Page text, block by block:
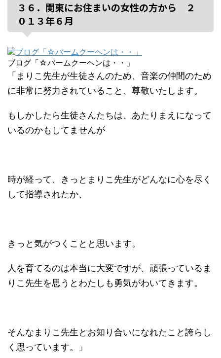
３６．関東にお住まいの女性の方から ２
０１３年６月
ブログ「☆バームクーヘンは・・」
「まりこ先生が生徒さんのため、音楽の仲間のため
に非常に努力されていること、尊敬いたします。
もしかしたら生徒さんたちは、あたりまえになって
いるのかもしてませんが
時が経って、きっとまりこ先生がどんなに心を尽く
して指導されたか、
きっと気がつくことと思います。
人を育てるのは本当に大変ですが、頑張っているま
りこ先生を思うとわたしも勇気がわいてきます。
そんなまりこ先生とお知り合いになれたこと誇らし
く思っています。」